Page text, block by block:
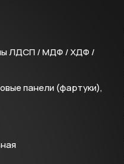
ЛДСП / МДФ / ХДФ /
панели (фартуки),